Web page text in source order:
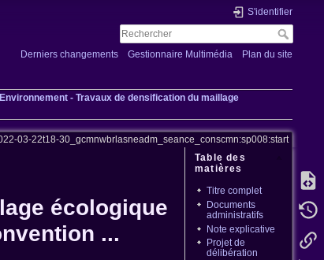
S'identifier
Derniers changements Gestionnaire Multimédia Plan du site
- Travaux de densification du maillage
03-22t18-30_gcmnwbrlasneadm_seance_conscmn:sp008:start
Table des
matières
Titre complet
Documents
administratifs
Note explicative
Projet de
délibération
écologique
...